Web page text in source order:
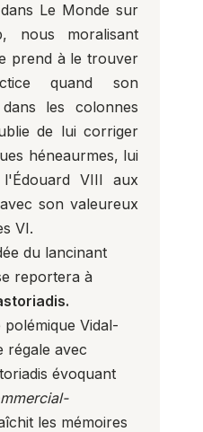
Le Monde sur
nous moralisant
prend à le trouver
quand son
les colonnes
de lui corriger
héneaurmes, lui
VIII aux
son valeureux
VI.
du lancinant
reportera à
.
Vidal-
régale avec
évoquant
les mémoires